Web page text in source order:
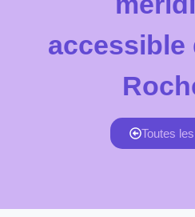
accessible
Toutes